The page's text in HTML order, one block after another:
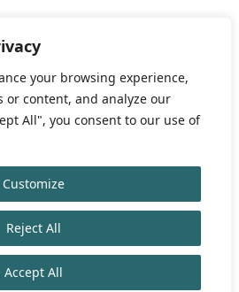
your browsing experience,
or content, and analyze our
All", you consent to our use of
Customize
Reject All
Accept All